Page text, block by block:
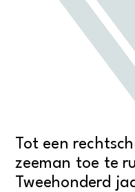
Tot een
zeeman toe te
Tweehonderd